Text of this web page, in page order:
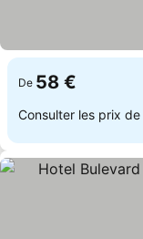
De 58 €
Consulter les prix de